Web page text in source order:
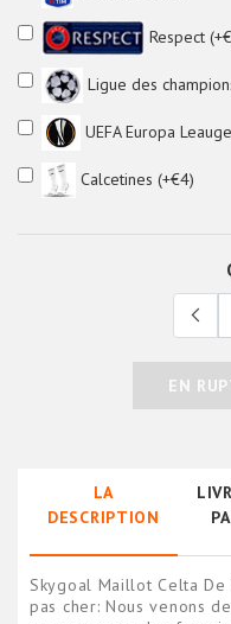
Respect
Ligue des
UEFA Europa
Calcetines (+€4)
EN
LA
DESCRIPTION
Skygoal Maillot Celta
pas cher: Nous venons